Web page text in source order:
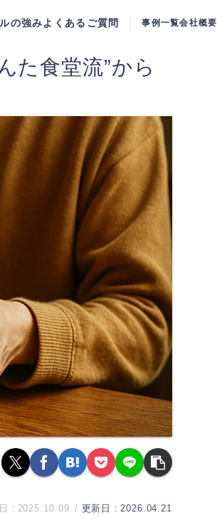
の強みよくあるご質問 事例一覧会社概要
食堂流”から
2025.10.09 2026.04.21